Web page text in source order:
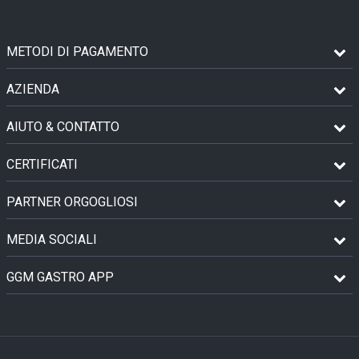
METODI DI PAGAMENTO
AZIENDA
AIUTO & CONTATTO
CERTIFICATI
PARTNER ORGOGLIOSI
MEDIA SOCIALI
GGM GASTRO APP